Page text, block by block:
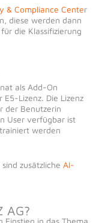
& Compliance Center
diese werden dann
die Klassifizierung
als Add-On
Lizenz. Die Lizenz
der Benutzerin
User verfügbar ist
werden
zusätzliche AI-
AG?